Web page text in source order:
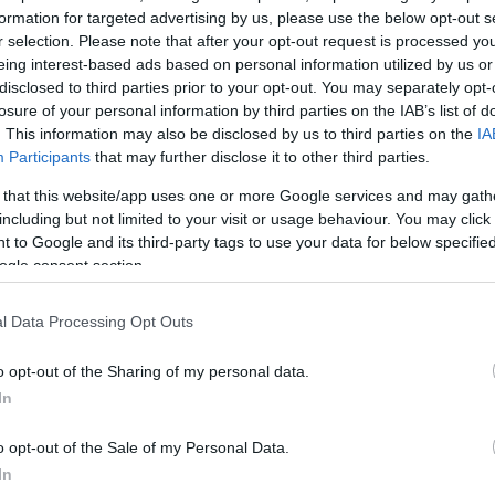
for targeted advertising by us, please use the below opt-out
selection. Please note that after your opt-out request is processed
interest-based ads based on personal information utilized by us
to third parties prior to your opt-out. You may separately
of your personal information by third parties on the IAB’s list of
This information may also be disclosed by us to third parties on the
Participants that may further disclose it to other third parties.
that this website/app uses one or more Google services and may
but not limited to your visit or usage behaviour. You may
to Google and its third-party tags to use your data for below
consent section.
Data Processing Opt Outs
opt-out of the Sharing of my personal data.
opt-out of the Sale of my Personal Data.
«Το πρόβλημα επηρεάζει πύλες, επεξεργαστές και
Από το πρωί δεν έχει βρεθεί ακόμη λύση»,
η διαδικασία check-in και επιβίβασης γίνεται πλέον
που προκαλεί μεγάλες καθυστερήσεις, αλλά και
ΔΙΑΦΗΜΙΣΗ